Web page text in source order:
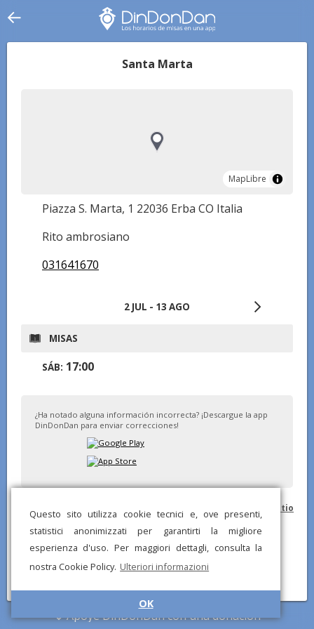
Questo sito utilizza cookie tecnici e, ove presenti,
statistici anonimizzati per garantirti la migliore
esperienza d'uso. Per maggiori dettagli, consulta la
nostra Cookie Policy. Ulteriori informazioni
OK
Santa Marta
MapLibre
MapLibre
Piazza S. Marta, 1 22036 Erba CO Italia
Rito ambrosiano
031641670
2 JUL - 13 AGO
MISAS
SÁB: 17:00
¿Ha notado alguna información incorrecta? ¡Descargue la app
DinDonDan para enviar correcciones!
© DinDonDan App 2026 – Política de privacidad
Agrega a tu sitio
web
Apoye DinDonDan con una donación